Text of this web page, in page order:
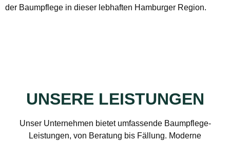
der Baumpflege in dieser lebhaften Hamburger Region.
UNSERE LEISTUNGEN
Unser Unternehmen bietet umfassende Baumpflege-
Leistungen, von Beratung bis Fällung. Moderne